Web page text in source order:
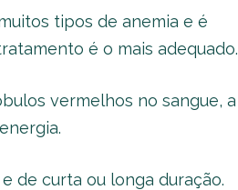
tipos de anemia e é
é o mais adequado.
vermelhos no sangue, a
de curta ou longa duração.